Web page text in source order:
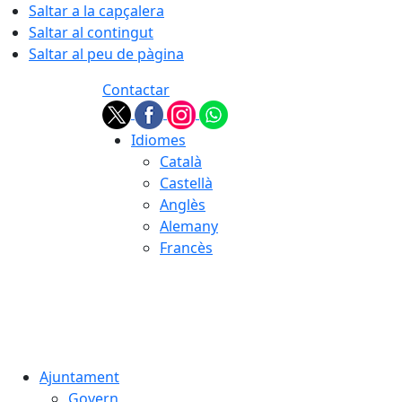
Saltar a la capçalera
Saltar al contingut
Saltar al peu de pàgina
Contactar
Idiomes
Català
Castellà
Anglès
Alemany
Francès
Ajuntament